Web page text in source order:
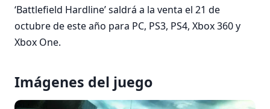
‘Battlefield Hardline’ saldrá a la venta el 21 de
octubre de este año para PC, PS3, PS4, Xbox 360 y
Xbox One.
Imágenes del juego